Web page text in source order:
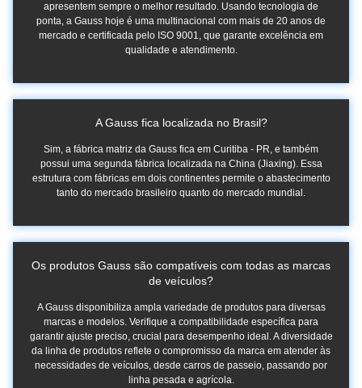
apresentem sempre o melhor resultado. Usando tecnologia de
ponta, a Gauss hoje é uma multinacional com mais de 20 anos de
mercado e certificada pelo ISO 9001, que garante excelência em
qualidade e atendimento.
A Gauss fica localizada no Brasil?
Sim, a fábrica matriz da Gauss fica em Curitiba - PR, e também
possui uma segunda fábrica localizada na China (Jiaxing). Essa
estrutura com fábricas em dois continentes permite o abastecimento
tanto do mercado brasileiro quanto do mercado mundial.
Os produtos Gauss são compatíveis com todas as marcas
de veículos?
A Gauss disponibiliza ampla variedade de produtos para diversas
marcas e modelos. Verifique a compatibilidade específica para
garantir ajuste preciso, crucial para desempenho ideal. A diversidade
da linha de produtos reflete o compromisso da marca em atender às
necessidades de veículos, desde carros de passeio, passando por
linha pesada e agrícola.